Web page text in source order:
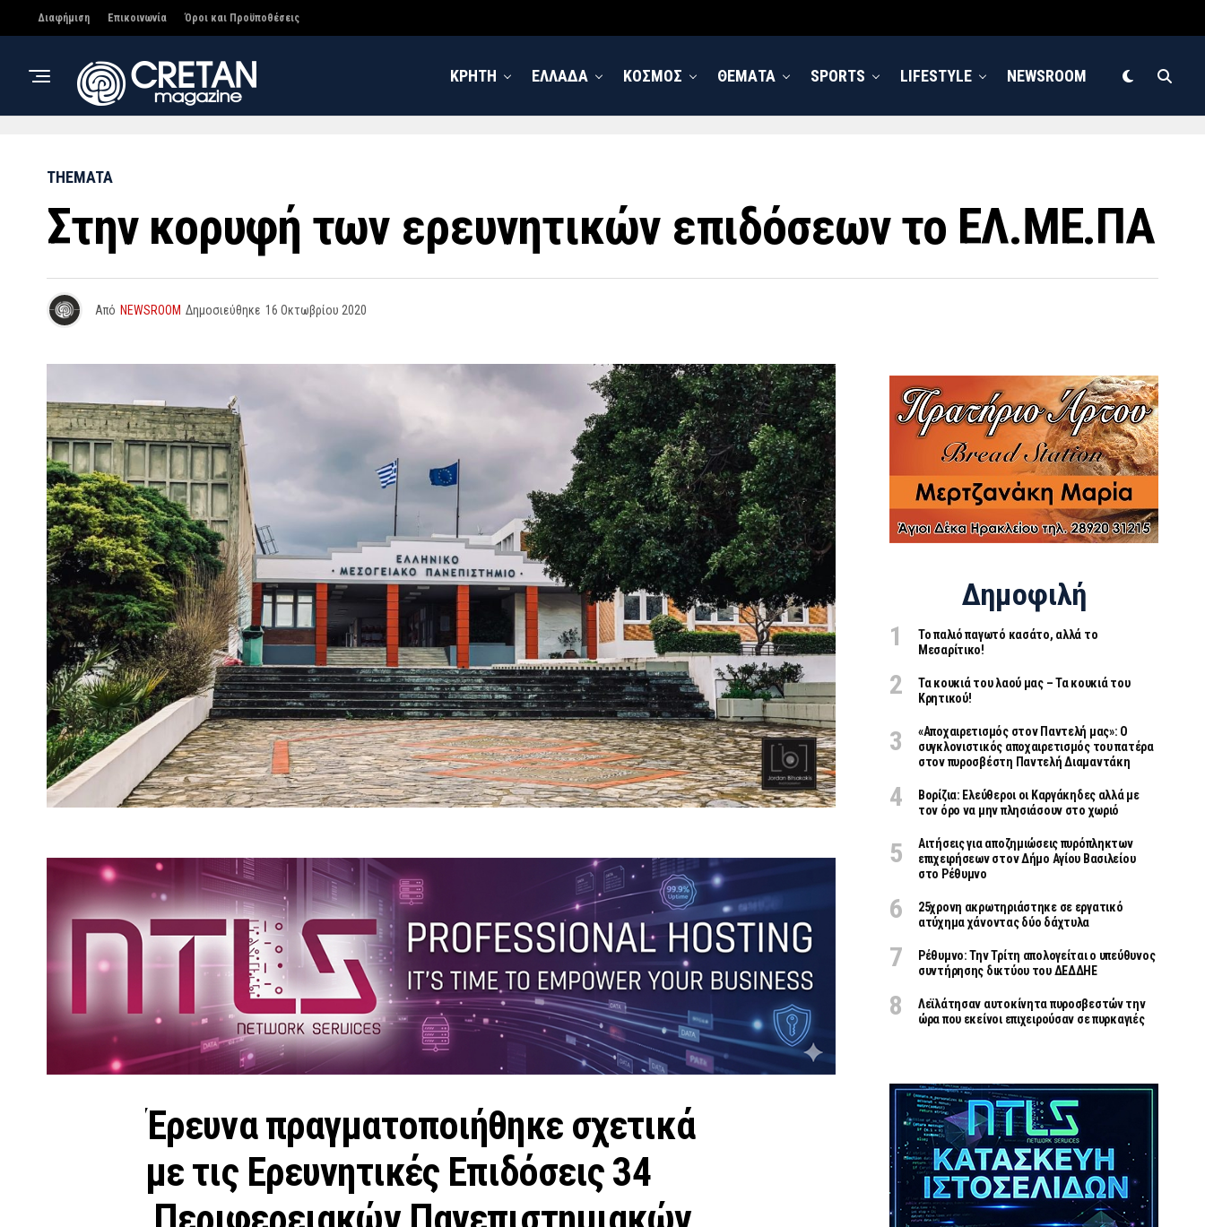
Διαφήμιση Επικοινωνία Όροι και Προϋποθέσεις
ΚΡΗΤΗ ΕΛΛΑΔΑ ΚΟΣΜΟΣ ΘΕΜΑΤΑ SPORTS LIFESTYLE NEWSROOM
THEMATA
Στην κορυφή των ερευνητικών επιδόσεων το ΕΛ.ΜΕ.ΠΑ
Από NEWSROOM Δημοσιεύθηκε 16 Οκτωβρίου 2020
Έρευνα πραγματοποιήθηκε σχετικά
με τις Ερευνητικές Επιδόσεις 34
Δημοφιλή
Το παλιό παγωτό κασάτο, αλλά το
Μεσαρίτικο!
Τα κουκιά του λαού μας – Τα κουκιά του
Κρητικού!
«Aποχαιρετισμός στον Παντελή μας»: Ο
συγκλονιστικός αποχαιρετισμός του πατέρα
στον πυροσβέστη Παντελή Διαμαντάκη
Βορίζια: Ελεύθεροι οι Καργάκηδες αλλά με
τον όρο να μην πλησιάσουν στο χωριό
Αιτήσεις για αποζημιώσεις πυρόπληκτων
επιχειρήσεων στον Δήμο Αγίου Βασιλείου
στο Ρέθυμνο
25χρονη ακρωτηριάστηκε σε εργατικό
ατύχημα χάνοντας δύο δάχτυλα
Ρέθυμνο: Την Τρίτη απολογείται ο υπεύθυνος
συντήρησης δικτύου του ΔΕΔΔΗΕ
Λεϊλάτησαν αυτοκίνητα πυροσβεστών την
ώρα που εκείνοι επιχειρούσαν σε πυρκαγιές